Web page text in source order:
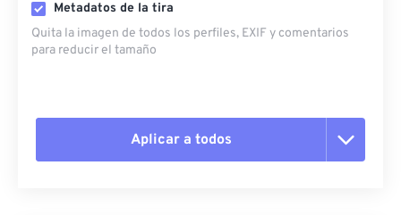
Metadatos de la tira
Quita la imagen de todos los perfiles, EXIF ​​y comentarios
para reducir el tamaño
Aplicar a todos